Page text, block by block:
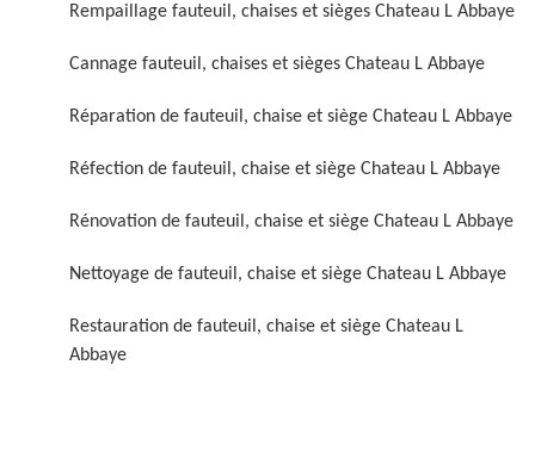
chaise et siège 59
chaise et siège 59
Rempaillage fauteuil, chaises et sièges Chateau L Abbaye
Cannage fauteuil, chaises et sièges Chateau L Abbaye
Réparation de fauteuil, chaise et siège Chateau L Abbaye
Réfection de fauteuil, chaise et siège Chateau L Abbaye
Rénovation de fauteuil, chaise et siège Chateau L Abbaye
Nettoyage de fauteuil, chaise et siège Chateau L Abbaye
Restauration de fauteuil, chaise et siège Chateau L
Abbaye